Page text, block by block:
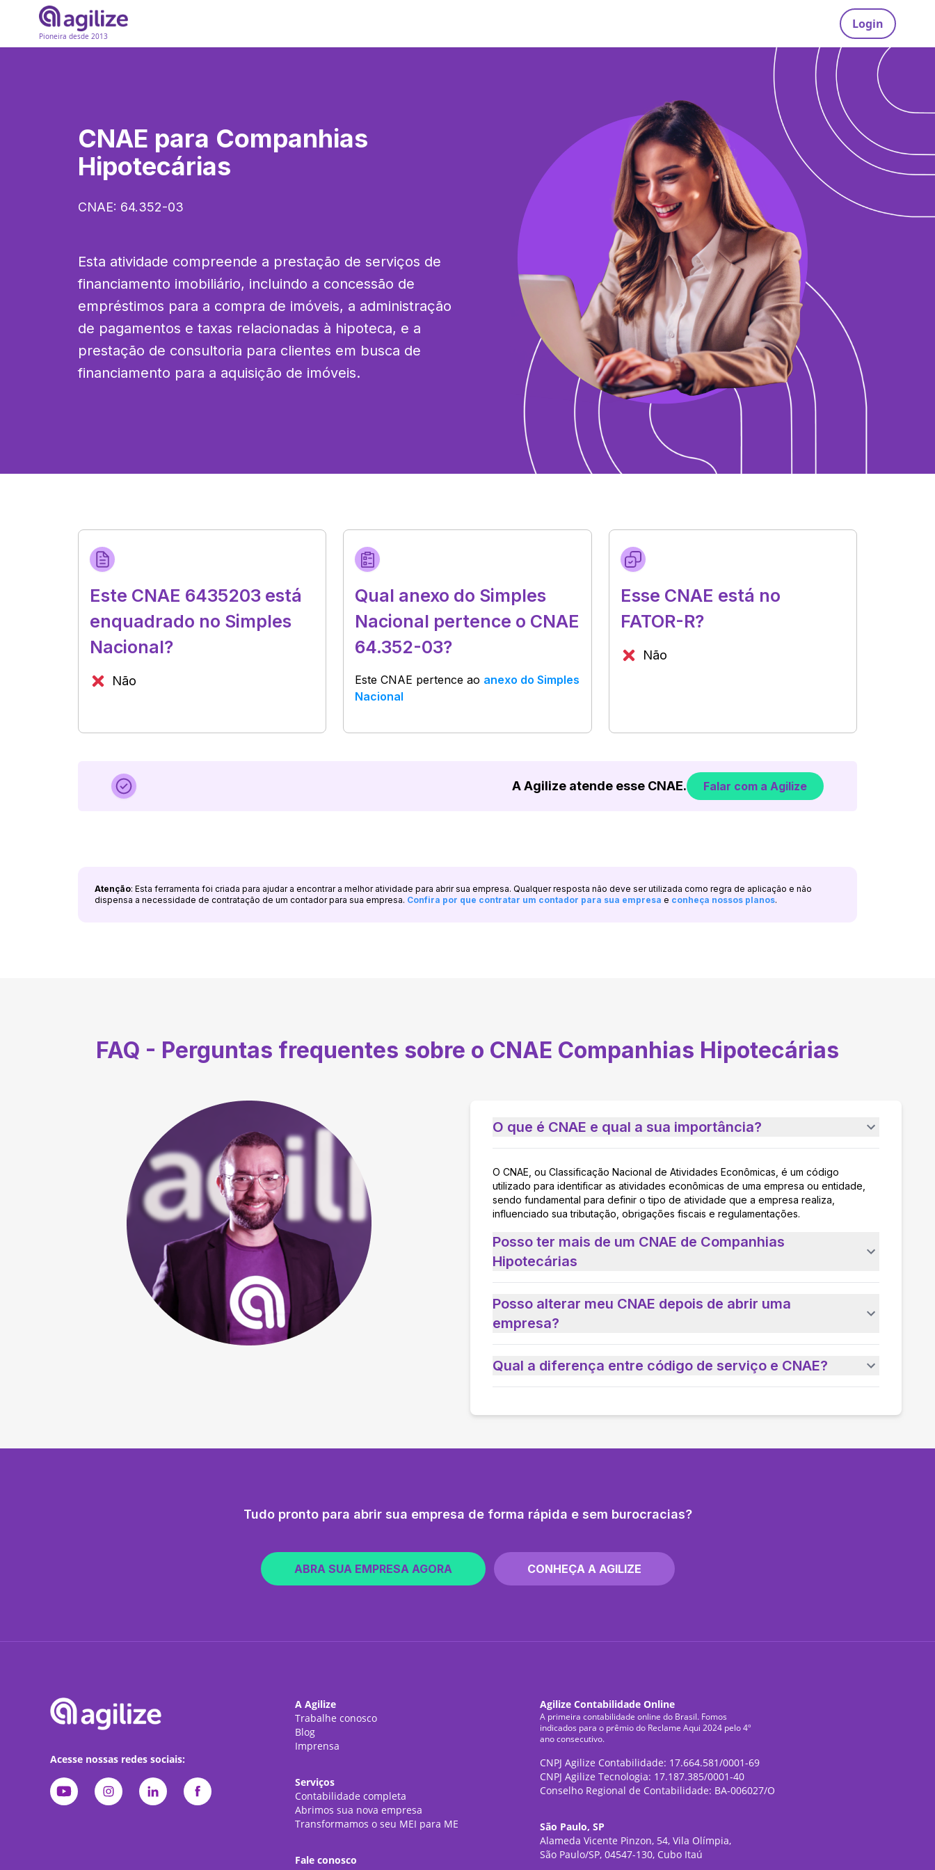
Pioneira desde 2013
Login
CNAE para Companhias
Hipotecárias
CNAE: 64.352-03
Esta atividade compreende a prestação de serviços de
financiamento imobiliário, incluindo a concessão de
empréstimos para a compra de imóveis, a administração
de pagamentos e taxas relacionadas à hipoteca, e a
prestação de consultoria para clientes em busca de
financiamento para a aquisição de imóveis.
Este CNAE 6435203 está
enquadrado no Simples
Nacional?
Não
Qual anexo do Simples
Nacional pertence o CNAE
64.352-03?
Este CNAE pertence ao anexo do Simples
Nacional
Esse CNAE está no
FATOR-R?
Não
A Agilize atende esse CNAE. Falar com a Agilize
Atenção: Esta ferramenta foi criada para ajudar a encontrar a melhor atividade para abrir sua empresa. Qualquer resposta não deve ser utilizada como regra de aplicação e não
dispensa a necessidade de contratação de um contador para sua empresa. Confira por que contratar um contador para sua empresa e conheça nossos planos.
FAQ - Perguntas frequentes sobre o CNAE Companhias Hipotecárias
O que é CNAE e qual a sua importância?
O CNAE, ou Classificação Nacional de Atividades Econômicas, é um código
utilizado para identificar as atividades econômicas de uma empresa ou entidade,
sendo fundamental para definir o tipo de atividade que a empresa realiza,
influenciado sua tributação, obrigações fiscais e regulamentações.
Posso ter mais de um CNAE de Companhias
Hipotecárias
Posso alterar meu CNAE depois de abrir uma
empresa?
Qual a diferença entre código de serviço e CNAE?
Tudo pronto para abrir sua empresa de forma rápida e sem burocracias?
ABRA SUA EMPRESA AGORA CONHEÇA A AGILIZE
Acesse nossas redes sociais:
A Agilize
Trabalhe conosco
Blog
Imprensa
Serviços
Contabilidade completa
Abrimos sua nova empresa
Transformamos o seu MEI para ME
Fale conosco
Agilize Contabilidade Online
A primeira contabilidade online do Brasil. Fomos
indicados para o prêmio do Reclame Aqui 2024 pelo 4º
ano consecutivo.
CNPJ Agilize Contabilidade: 17.664.581/0001-69
CNPJ Agilize Tecnologia: 17.187.385/0001-40
Conselho Regional de Contabilidade: BA-006027/O
São Paulo, SP
Alameda Vicente Pinzon, 54, Vila Olímpia,
São Paulo/SP, 04547-130, Cubo Itaú